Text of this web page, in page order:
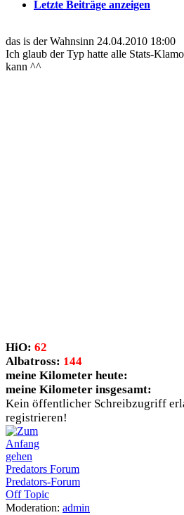
Letzte Beiträge anzeigen
das is der Wahnsinn 24.04.2010 18:00
Ich glaub der Typ hatte alle Stats-
kann ^^
HiO: 62
Albatross: 144
meine Kilometer heute:
meine Kilometer insgesamt:
Kein öffentlicher Schreibzugriff
registrieren!
Predators Forum
Predators-Forum
Off Topic
Moderation: admin